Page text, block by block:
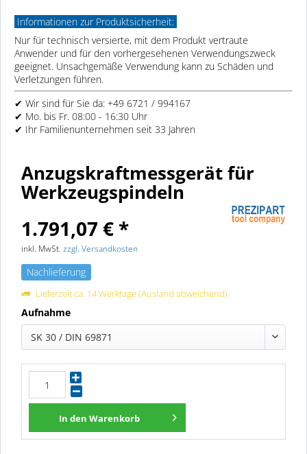
Informationen zur Produktsicherheit:
Nur für technisch versierte, mit dem Produkt vertraute
Anwender und für den vorhergesehenen Verwendungszweck
geeignet. Unsachgemäße Verwendung kann zu Schäden und
Verletzungen führen.
✔ Wir sind für Sie da: +49 6721 / 994167
✔ Mo. bis Fr. 08:00 - 16:30 Uhr
✔ Ihr Familienunternehmen seit 33 Jahren
Anzugskraftmessgerät für
Werkzeugspindeln
1.791,07 € *
inkl. MwSt. zzgl. Versandkosten
Nachlieferung
Lieferzeit ca. 14 Werktage (Ausland abweichend)
Aufnahme
SK 30 / DIN 69871
In den Warenkorb